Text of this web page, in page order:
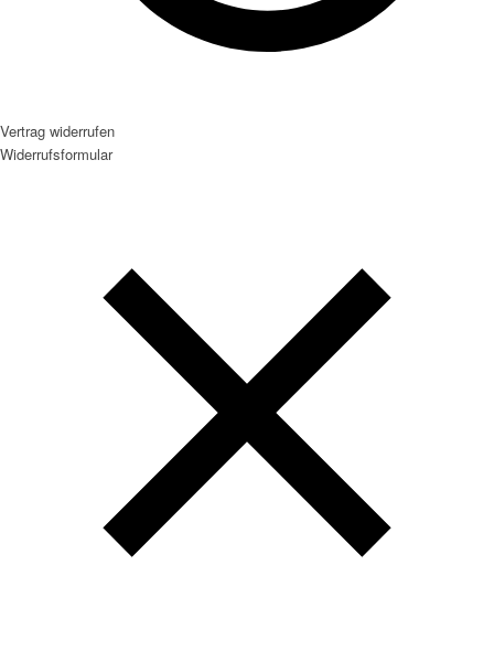
Vertrag widerrufen
Widerrufsformular